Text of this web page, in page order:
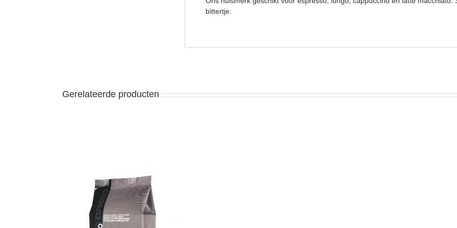
bittertje.
Gerelateerde producten